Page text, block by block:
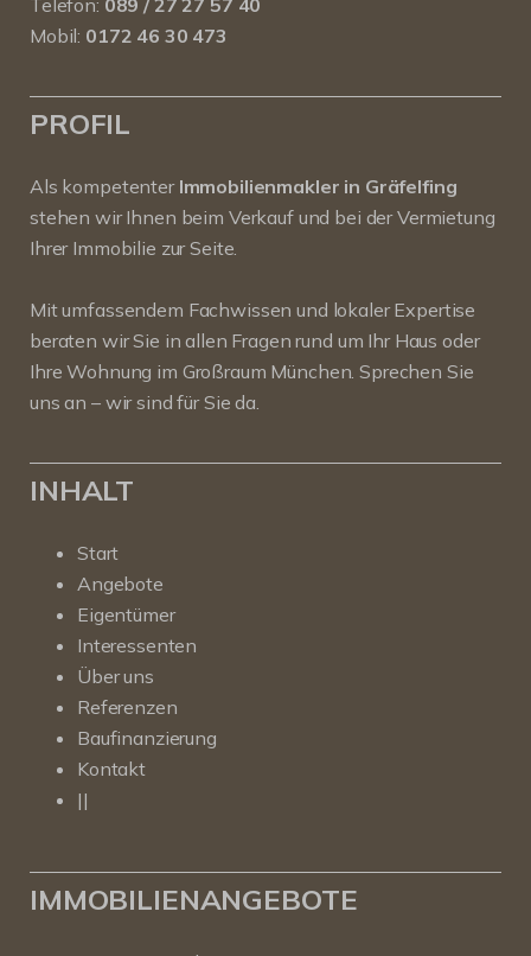
Mobil: 0172 46 30 473
PROFIL
Als kompetenter Immobilienmakler in Gräfelfing
stehen wir Ihnen beim Verkauf und bei der Vermietung
Ihrer Immobilie zur Seite.
Mit umfassendem Fachwissen und lokaler Expertise
beraten wir Sie in allen Fragen rund um Ihr Haus oder
Ihre Wohnung im Großraum München. Sprechen Sie
uns an – wir sind für Sie da.
INHALT
Start
Angebote
Eigentümer
Interessenten
Über uns
Referenzen
Baufinanzierung
Kontakt
||
IMMOBILIENANGEBOTE